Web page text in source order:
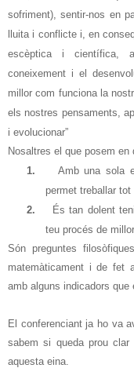
sofriment), sentir-nos en
lluita i conflicte i, en
escèptica i científica,
coneixement i el
millor com funciona la
els nostres pensaments,
i evolucionar”
Nosaltres el que posem en
1.
Amb una sola
permet treballar tot
2.
És tan dolent
teu procés de
Són preguntes
matemàticament i de fet
amb alguns indicadors que
El conferenciant ja ho va
sabem si queda prou
aquesta eina.